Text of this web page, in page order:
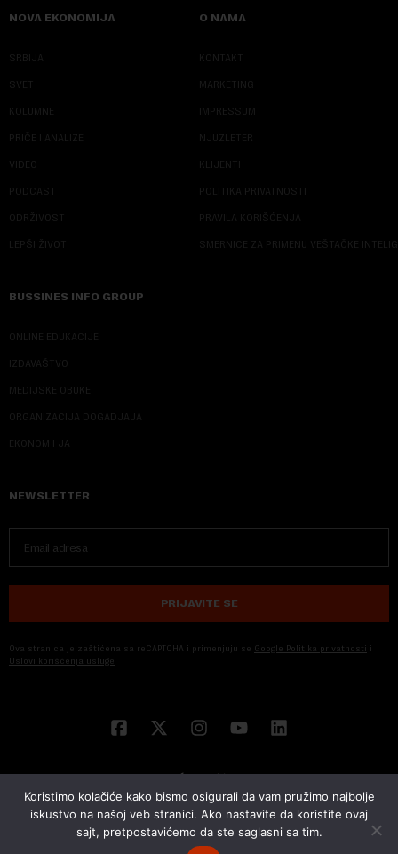
NOVA EKONOMIJA
SRBIJA
SVET
KOLUMNE
PRIČE I ANALIZE
VIDEO
PODCAST
ODRŽIVOST
LEPŠI ŽIVOT
O NAMA
KONTAKT
MARKETING
IMPRESSUM
NJUZLETER
KLIJENTI
POLITIKA PRIVATNOSTI
PRAVILA KORIŠĆENJA
SMERNICE ZA PRIMENU VEŠTAČKE
BUSSINES INFO GROUP
ONLINE EDUKACIJE
IZDAVAŠTVO
MEDIJSKE OBUKE
ORGANIZACIJA DOGADJAJA
EKONOM I JA
NEWSLETTER
PRIJAVITE SE
Ova stranica je zaštićena sa reCAPTCHA i primenjuju se Google Politika privatnosti i
Uslovi korišćenja usluge
© 2026 NOVA EKONOMIJA | SVA PRAVA ZADŽANA | DEVELOPED BY
Koristimo kolačiće kako bismo osigurali da vam pružimo najbolje
iskustvo na našoj veb stranici. Ako nastavite da koristite ovaj
sajt, pretpostavićemo da ste saglasni sa tim.